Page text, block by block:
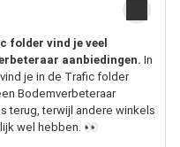
folder vind je veel
aanbiedingen. In
je in de Trafic folder
Bodemverbeteraar
terug, terwijl andere winkels
wel hebben. 👀